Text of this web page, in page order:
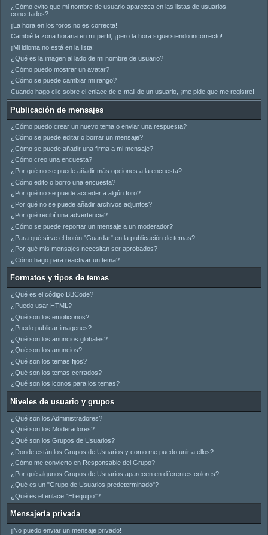
¿Cómo evito que mi nombre de usuario aparezca en las listas de usuarios
conectados?
¡La hora en los foros no es correcta!
Cambié la zona horaria en mi perfil, ¡pero la hora sigue siendo incorrecto!
¡Mi idioma no está en la lista!
¿Qué es la imagen al lado de mi nombre de usuario?
¿Cómo puedo mostrar un avatar?
¿Cómo se puede cambiar mi rango?
Cuando hago clic sobre el enlace de e-mail de un usuario, ¡me pide que me registre!
Publicación de mensajes
¿Cómo puedo crear un nuevo tema o enviar una respuesta?
¿Cómo se puede editar o borrar un mensaje?
¿Cómo se puede añadir una firma a mi mensaje?
¿Cómo creo una encuesta?
¿Por qué no se puede añadir más opciones a la encuesta?
¿Cómo edito o borro una encuesta?
¿Por qué no se puede acceder a algún foro?
¿Por qué no se puede añadir archivos adjuntos?
¿Por qué recibí una advertencia?
¿Cómo se puede reportar un mensaje a un moderador?
¿Para qué sirve el botón "Guardar" en la publicación de temas?
¿Por qué mis mensajes necesitan ser aprobados?
¿Cómo hago para reactivar un tema?
Formatos y tipos de temas
¿Qué es el código BBCode?
¿Puedo usar HTML?
¿Qué son los emoticonos?
¿Puedo publicar imagenes?
¿Qué son los anuncios globales?
¿Qué son los anuncios?
¿Qué son los temas fijos?
¿Qué son los temas cerrados?
¿Qué son los iconos para los temas?
Niveles de usuario y grupos
¿Qué son los Administradores?
¿Qué son los Moderadores?
¿Qué son los Grupos de Usuarios?
¿Donde están los Grupos de Usuarios y como me puedo unir a ellos?
¿Cómo me convierto en Responsable del Grupo?
¿Por qué algunos Grupos de Usuarios aparecen en diferentes colores?
¿Qué es un "Grupo de Usuarios predeterminado"?
¿Qué es el enlace "El equipo"?
Mensajería privada
¡No puedo enviar un mensaje privado!